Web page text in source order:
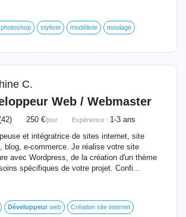
styliste modéliste moulage
C.
Web / Webmaster
(42) 250 €/jour Expérience : 1-3 ans
et intégratrice de sites internet, site
blog, e-commerce. Je réalise votre site
avec Wordpress, de la création d'un thème
spécifiques de votre projet. Confi...
Développeur web Création site internet